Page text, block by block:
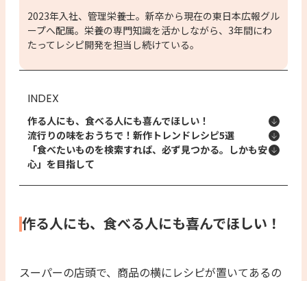
2023年入社、管理栄養士。新卒から現在の東日本広報グル
ープへ配属。栄養の専門知識を活かしながら、3年間にわ
たってレシピ開発を担当し続けている。
INDEX
作る人にも、食べる人にも喜んでほしい！
流行りの味をおうちで！新作トレンドレシピ5選
「食べたいものを検索すれば、必ず見つかる。しかも安
心」を目指して
作る人にも、食べる人にも喜んでほしい！
スーパーの店頭で、商品の横にレシピが置いてあるの